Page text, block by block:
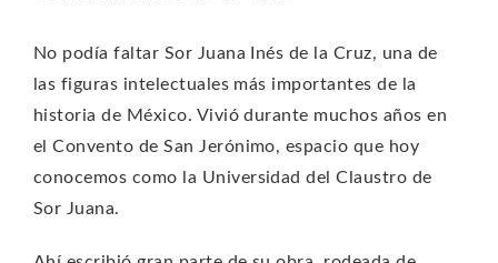
No podía faltar Sor Juana Inés de la Cruz, una de
las figuras intelectuales más importantes de la
historia de México. Vivió durante muchos años en
el Convento de San Jerónimo, espacio que hoy
conocemos como la Universidad del Claustro de
Sor Juana.